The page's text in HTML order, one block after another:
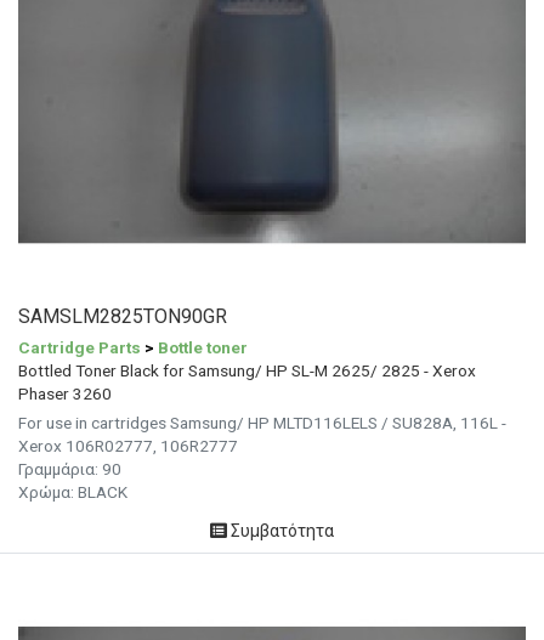
SAMSLM2825TON90GR
Cartridge Parts > Bottle toner
Bottled Toner Black for Samsung/ HP SL-M 2625/ 2825 - Xerox
Phaser 3260
For use in cartridges Samsung/ HP MLTD116LELS / SU828A, 116L -
Xerox 106R02777, 106R2777
Γραμμάρια: 90
Χρώμα: BLACK
Συμβατότητα